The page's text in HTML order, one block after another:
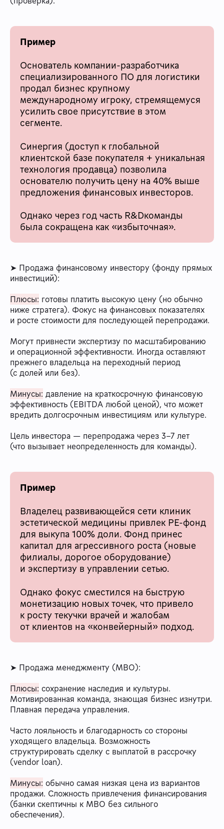
Пример
Основатель компании-разработчика
специализированного ПО для логистики
продал бизнес крупному
международному игроку, стремящемуся
усилить свое присутствие в этом
сегменте.
Синергия (доступ к глобальной
клиентской базе покупателя + уникальная
технология продавца) позволила
основателю получить цену на 40% выше
предложения финансовых инвесторов.
Однако через год часть R&Dкоманды
была сокращена как «избыточная».
➤ Продажа финансовому инвестору (фонду прямых
инвестиций):
Плюсы: готовы платить высокую цену (но обычно
ниже стратега). Фокус на финансовых показателях
и росте стоимости для последующей перепродажи.
Могут привнести экспертизу по масштабированию
и операционной эффективности. Иногда оставляют
прежнего владельца на переходный период
(с долей или без).
Минусы: давление на краткосрочную финансовую
эффективность (EBITDA любой ценой), что может
вредить долгосрочным инвестициям или культуре.
Цель инвестора — перепродажа через 3-7 лет
(что вызывает неопределенность для команды).
Пример
Владелец развивающейся сети клиник
эстетической медицины привлек PE-фонд
для выкупа 100% доли. Фонд принес
капитал для агрессивного роста (новые
филиалы, дорогое оборудование)
и экспертизу в управлении сетью.
Однако фокус сместился на быструю
монетизацию новых точек, что привело
к росту текучки врачей и жалобам
от клиентов на «конвейерный» подход.
➤ Продажа менеджменту (MBO):
Плюсы: сохранение наследия и культуры.
Мотивированная команда, знающая бизнес изнутри.
Плавная передача управления.
Часто лояльность и благодарность со стороны
уходящего владельца. Возможность
структурировать сделку с выплатой в рассрочку
(vendor loan).
Минусы: обычно самая низкая цена из вариантов
продажи. Сложность привлечения финансирования
(банки скептичны к MBO без сильного
обеспечения).